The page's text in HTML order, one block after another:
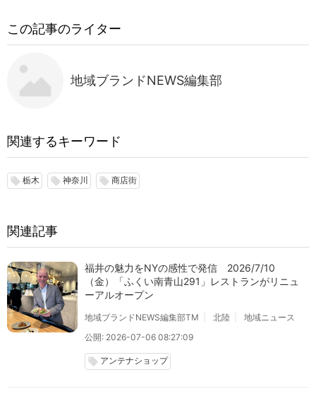
この記事のライター
地域ブランドNEWS編集部
関連するキーワード
local_offer 栃木 local_offer 神奈川 local_offer 商店街
関連記事
福井の魅力をNYの感性で発信 2026/7/10
（金）「ふくい南青山291」レストランがリニュ
ーアルオープン
地域ブランドNEWS編集部TM 北陸
地域ニュース
公開: 2026-07-06 08:27:09
local_offer アンテナショップ